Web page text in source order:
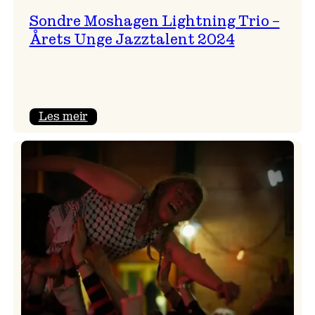
Sondre Moshagen Lightning Trio –
Årets Unge Jazztalent 2024
Les meir:
Lightning
Trio
–
Årets
Unge
Jazztalent
2024